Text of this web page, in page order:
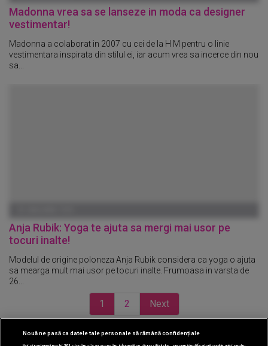
Madonna vrea sa se lanseze in moda ca designer
vestimentar!
Madonna a colaborat in 2007 cu cei de la H M pentru o linie
vestimentara inspirata din stilul ei, iar acum vrea sa incerce din nou
sa...
Anja Rubik: Yoga te ajuta sa mergi mai usor pe
tocuri inalte!
Modelul de origine poloneza Anja Rubik considera ca yoga o ajuta
sa mearga mult mai usor pe tocuri inalte. Frumoasa in varsta de
26...
1 2 Next
CINEMA
Nouă ne pasă ca datele tale personale să rămână confidențiale